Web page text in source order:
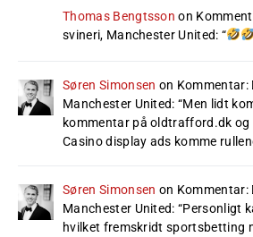
Thomas Bengtsson on
svineri, Manchester United: “
Søren Simonsen on Kommentar:
Manchester United: “Men lidt
kommentar på oldtrafford.dk og
Casino display ads komme
Søren Simonsen on Kommentar:
Manchester United: “Personligt
hvilket fremskridt sportsbetting